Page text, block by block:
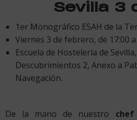
Sevilla 3
1er Monográfico ESAH de la
Viernes 3 de febrero, de 17:00 a
Escuela de Hostelería de
Descubrimientos 2, Anexo a
Navegación.
De la mano de nuestro